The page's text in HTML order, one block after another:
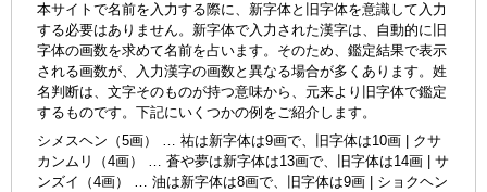
本サイトで名前を入力する際に、新字体と旧字体を意識して入力
する必要はありません。新字体で入力された漢字は、自動的に旧
字体の画数を求めて名前を占います。そのため、鑑定結果で表示
される画数が、入力漢字の画数と異なる場合が多くあります。姓
名判断は、文字そのものが持つ意味から、元来より旧字体で鑑定
するものです。下記にいくつかの例をご紹介します。
シメスヘン（5画） … 祐は新字体は9画で、旧字体は10画 | クサ
カンムリ（4画） … 蒼や夢は新字体は13画で、旧字体は14画 | サ
ンズイ（4画） … 油は新字体は8画で、旧字体は9画 | ショクヘン